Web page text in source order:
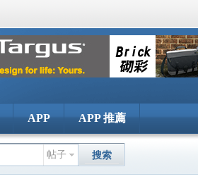
APP APP 推薦
帖子 搜索